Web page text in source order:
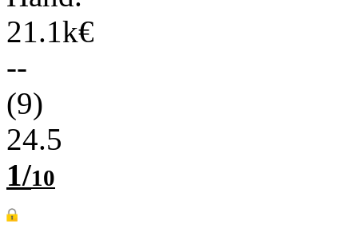
21.1k€
--
(9)
24.5
1/10